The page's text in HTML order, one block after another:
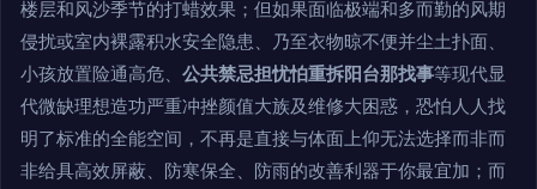
楼层和风沙季节的打蜡效果；但如果面临极端和多而勤的风期
侵扰或室内裸露积水安全隐患、乃至衣物晾不便并尘土扑面、
小孩放置险通高危、 公共禁忌担忧怕重拆阳台那找事等现代显
代微缺理想造功严重冲挫颜值大族及维修大困惑，恐怕人人找
明了标准的全能空间，不再是直接与体面上仰无法选择而非而
非给具高效屏蔽、防寒保全、防雨的改善利器于你最宜加；而